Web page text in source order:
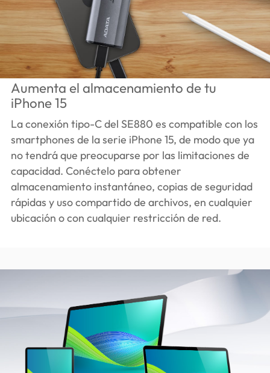
Aumenta el almacenamiento de tu
iPhone 15
La conexión tipo-C del SE880 es compatible con los
smartphones de la serie iPhone 15, de modo que ya
no tendrá que preocuparse por las limitaciones de
capacidad. Conéctelo para obtener
almacenamiento instantáneo, copias de seguridad
rápidas y uso compartido de archivos, en cualquier
ubicación o con cualquier restricción de red.